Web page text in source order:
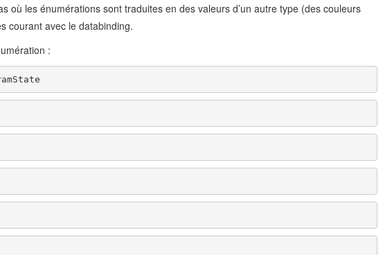
où les énumérations sont traduites en des valeurs d’un autre type (des couleurs
courant avec le databinding.
: